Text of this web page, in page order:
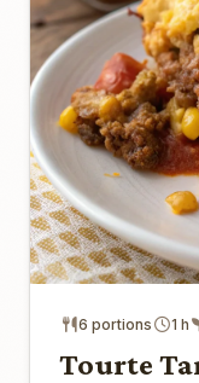
6 portions 1 h
Tourte